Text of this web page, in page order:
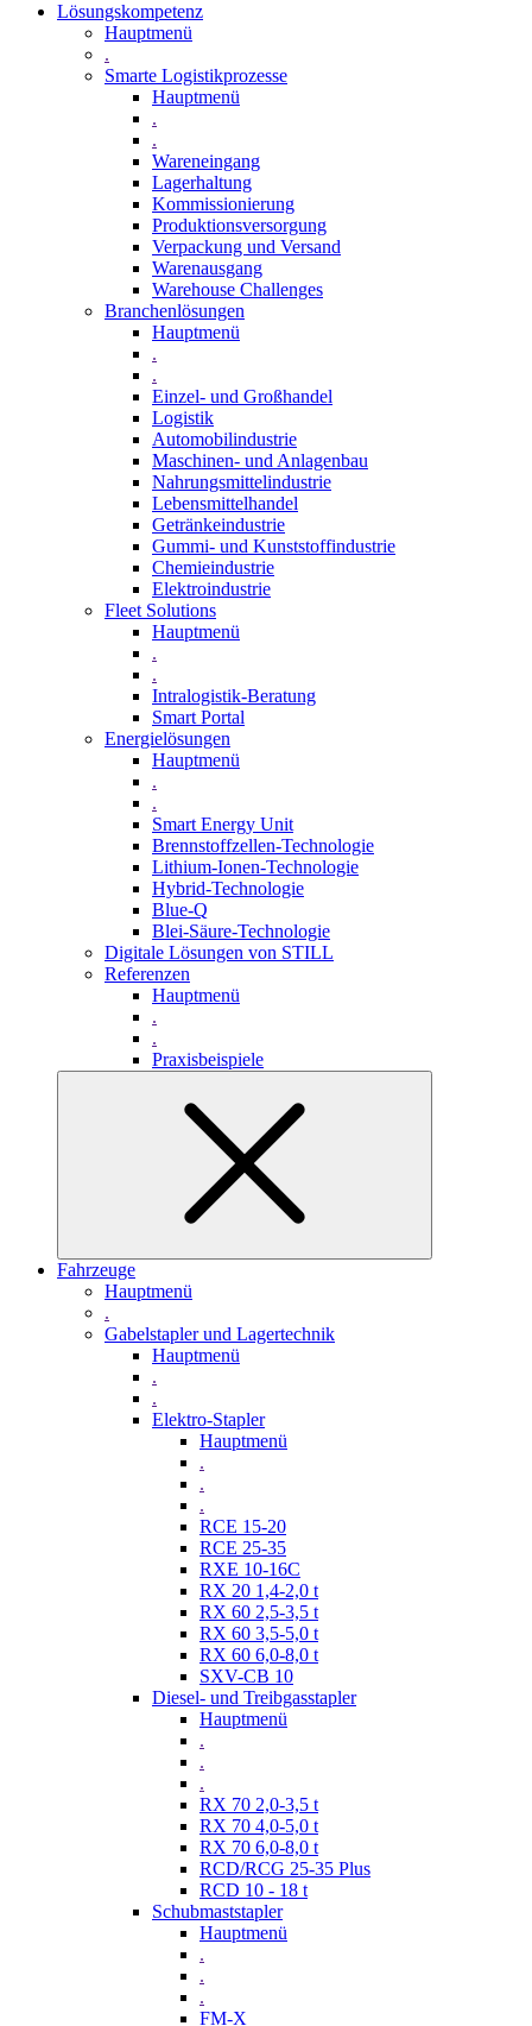
Lösungskompetenz
Hauptmenü
.
Smarte Logistikprozesse
Hauptmenü
.
.
Wareneingang
Lagerhaltung
Kommissionierung
Produktionsversorgung
Verpackung und Versand
Warenausgang
Warehouse Challenges
Branchenlösungen
Hauptmenü
.
.
Einzel- und Großhandel
Logistik
Automobilindustrie
Maschinen- und Anlagenbau
Nahrungsmittelindustrie
Lebensmittelhandel
Getränkeindustrie
Gummi­- und Kunststoffindustrie
Chemieindustrie
Elektroindustrie
Fleet Solutions
Hauptmenü
.
.
Intralogistik-Beratung
Smart Portal
Energielösungen
Hauptmenü
.
.
Smart Energy Unit
Brennstoffzellen-Technologie
Lithium-Ionen-Technologie
Hybrid-Technologie
Blue-Q
Blei-Säure-Technologie
Digitale Lösungen von STILL
Referenzen
Hauptmenü
.
.
Praxisbeispiele
Fahrzeuge
Hauptmenü
.
Gabelstapler und Lagertechnik
Hauptmenü
.
.
Elektro-Stapler
Hauptmenü
.
.
.
RCE 15-20
RCE 25-35
RXE 10-16C
RX 20 1,4-2,0 t
RX 60 2,5-3,5 t
RX 60 3,5-5,0 t
RX 60 6,0-8,0 t
SXV-CB 10
Diesel- und Treibgasstapler
Hauptmenü
.
.
.
RX 70 2,0-3,5 t
RX 70 4,0-5,0 t
RX 70 6,0-8,0 t
RCD/RCG 25-35 Plus
RCD 10 - 18 t
Schubmaststapler
Hauptmenü
.
.
.
FM-X